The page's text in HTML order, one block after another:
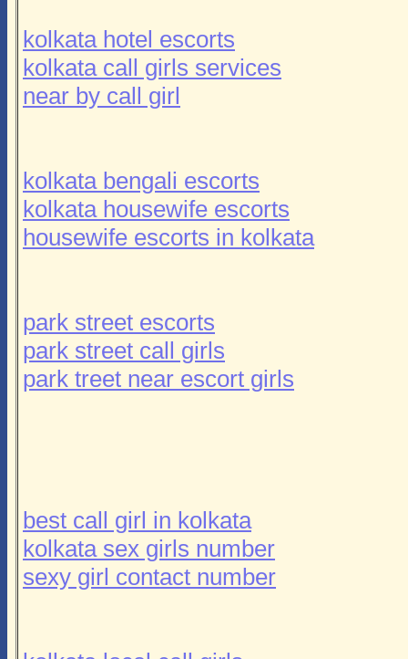
kolkata hotel escorts
kolkata call girls services
near by call girl
kolkata bengali escorts
kolkata housewife escorts
housewife escorts in kolkata
park street escorts
park street call girls
park treet near escort girls
best call girl in kolkata
kolkata sex girls number
sexy girl contact number